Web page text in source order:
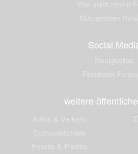
Social
weitere